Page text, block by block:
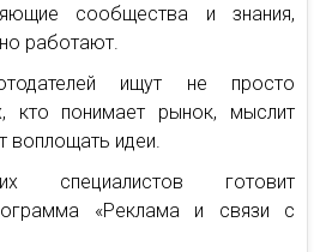
сообщества и знания,
работают.
ищут не просто
кто понимает рынок, мыслит
воплощать идеи.
готовит
«Реклама и связи с